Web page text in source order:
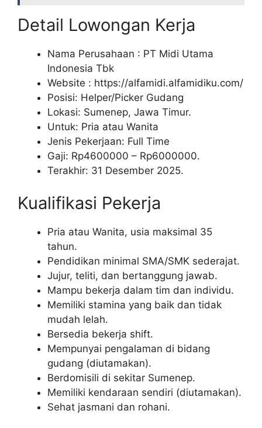
Detail Lowongan Kerja
Nama Perusahaan : PT Midi Utama
Indonesia Tbk
Website : https://alfamidi.alfamidiku.com/
Posisi: Helper/Picker Gudang
Lokasi: Sumenep, Jawa Timur.
Untuk: Pria atau Wanita
Jenis Pekerjaan: Full Time
Gaji: Rp4600000 – Rp6000000.
Terakhir: 31 Desember 2025.
Kualifikasi Pekerja
Pria atau Wanita, usia maksimal 35
tahun.
Pendidikan minimal SMA/SMK sederajat.
Jujur, teliti, dan bertanggung jawab.
Mampu bekerja dalam tim dan individu.
Memiliki stamina yang baik dan tidak
mudah lelah.
Bersedia bekerja shift.
Mempunyai pengalaman di bidang
gudang (diutamakan).
Berdomisili di sekitar Sumenep.
Memiliki kendaraan sendiri (diutamakan).
Sehat jasmani dan rohani.